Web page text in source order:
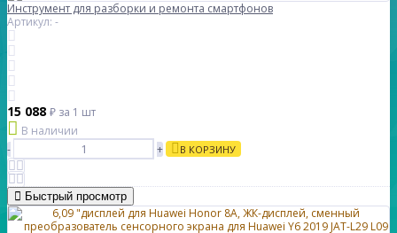
Инструмент для разборки и ремонта смартфонов
Артикул: -
15 088 ₽ за 1 шт
В наличии
-
+ В КОРЗИНУ
Быстрый просмотр